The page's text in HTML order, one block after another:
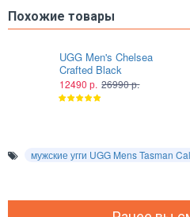
Похожие товары
UGG Men's Chelsea
Crafted Black
12490 р. 26990 р.
мужские угги UGG Mens Tasman